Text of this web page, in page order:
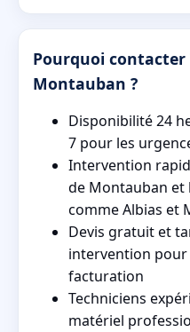
Pourquoi contacter
Montauban ?
Disponibilité 24
7 pour les
Intervention
de Montauban et
comme Albias et
Devis gratuit et
intervention pour
facturation
Techniciens
matériel